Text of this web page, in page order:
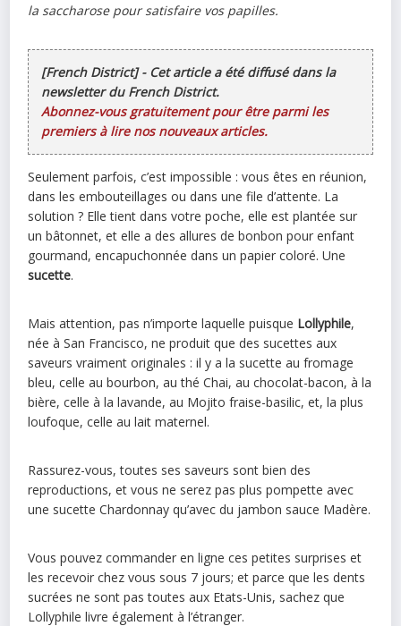
la saccharose pour satisfaire vos papilles.
[French District] - Cet article a été diffusé dans la
newsletter du French District.
Abonnez-vous gratuitement pour être parmi les
premiers à lire nos nouveaux articles.
Seulement parfois, c’est impossible : vous êtes en réunion,
dans les embouteillages ou dans une file d’attente. La
solution ? Elle tient dans votre poche, elle est plantée sur
un bâtonnet, et elle a des allures de bonbon pour enfant
gourmand, encapuchonnée dans un papier coloré. Une
sucette.
Mais attention, pas n’importe laquelle puisque Lollyphile,
née à San Francisco, ne produit que des sucettes aux
saveurs vraiment originales : il y a la sucette au fromage
bleu, celle au bourbon, au thé Chai, au chocolat-bacon, à la
bière, celle à la lavande, au Mojito fraise-basilic, et, la plus
loufoque, celle au lait maternel.
Rassurez-vous, toutes ses saveurs sont bien des
reproductions, et vous ne serez pas plus pompette avec
une sucette Chardonnay qu’avec du jambon sauce Madère.
Vous pouvez commander en ligne ces petites surprises et
les recevoir chez vous sous 7 jours; et parce que les dents
sucrées ne sont pas toutes aux Etats-Unis, sachez que
Lollyphile livre également à l’étranger.